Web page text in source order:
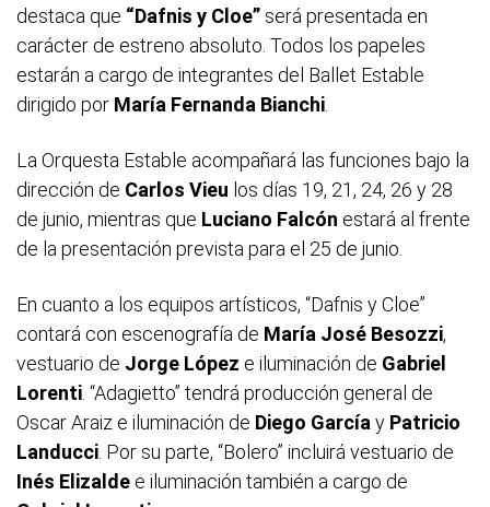
destaca que “Dafnis y Cloe” será presentada en
carácter de estreno absoluto. Todos los papeles
estarán a cargo de integrantes del Ballet Estable
dirigido por María Fernanda Bianchi
La Orquesta Estable acompañará las funciones bajo la
dirección de Carlos Vieu los días 19, 21, 24, 26 y 28
de junio, mientras que Luciano Falcón estará al frente
de la presentación prevista para el 25 de junio.
En cuanto a los equipos artísticos, “Dafnis y Cloe”
contará con escenografía de María José Besozzi,
vestuario de Jorge López e iluminación de Gabriel
Lorenti . “Adagietto” tendrá producción general de
Oscar Araiz e iluminación de Diego García y Patricio
Landucci . Por su parte, “Bolero” incluirá vestuario de
Inés Elizalde e iluminación también a cargo de